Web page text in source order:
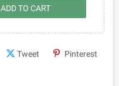
ADD TO CART
Tweet Pinterest